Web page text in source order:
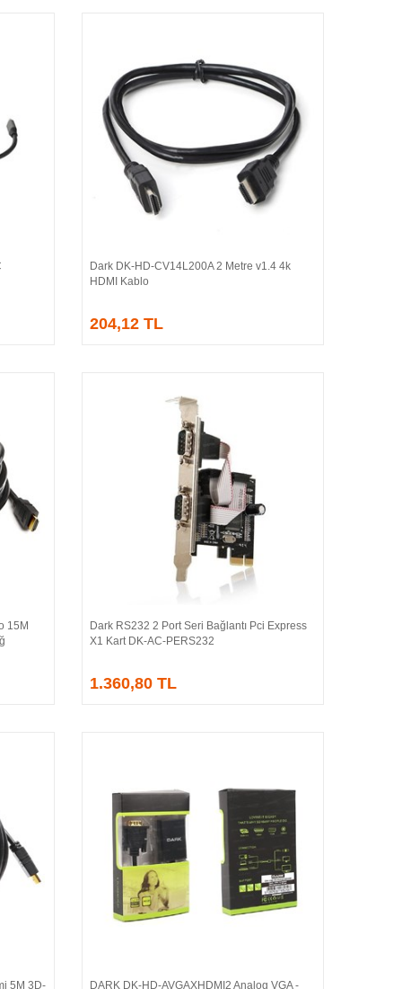
Sepete Ekle
Dark DK-HD-CV14L200A 2 Metre v1.4 4k
HDMI Kablo
204,12 TL
15M
Sepete Ekle
Dark RS232 2 Port Seri Bağlantı Pci Express
X1 Kart DK-AC-PERS232
1.360,80 TL
5M 3D- DARK DK-HD-AVGAXHDMI2 Analog VGA -